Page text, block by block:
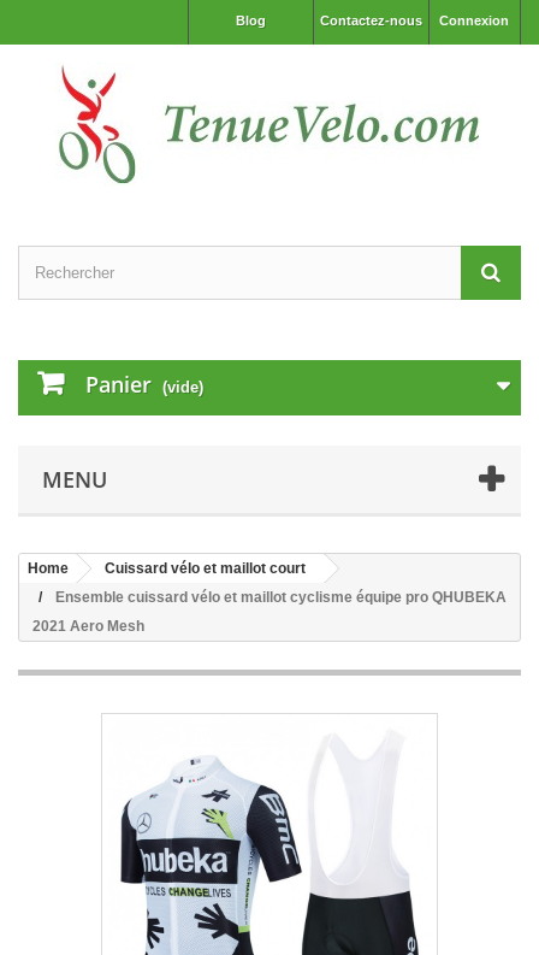
Connexion
Contactez-nous
Blog
Panier (vide)
MENU
Home
Cuissard vélo et maillot court
Ensemble cuissard vélo et maillot cyclisme équipe pro QHUBEKA
2021 Aero Mesh